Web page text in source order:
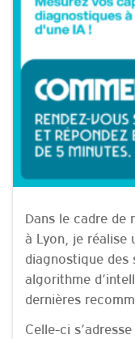
Dans le cadre de
à Lyon, je réalise
diagnostique des
algorithme
dernières
Celle-ci